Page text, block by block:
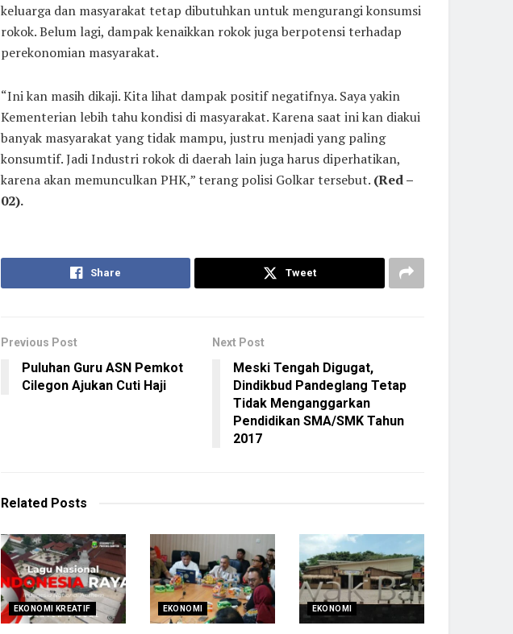
keluarga dan masyarakat tetap dibutuhkan untuk mengurangi konsumsi
rokok. Belum lagi, dampak kenaikkan rokok juga berpotensi terhadap
perekonomian masyarakat.
“Ini kan masih dikaji. Kita lihat dampak positif negatifnya. Saya yakin
Kementerian lebih tahu kondisi di masyarakat. Karena saat ini kan diakui
banyak masyarakat yang tidak mampu, justru menjadi yang paling
konsumtif. Jadi Industri rokok di daerah lain juga harus diperhatikan,
karena akan memunculkan PHK,” terang polisi Golkar tersebut. (Red –
02).
Share Tweet
Previous Post
Puluhan Guru ASN Pemkot
Cilegon Ajukan Cuti Haji
Next Post
Meski Tengah Digugat,
Dindikbud Pandeglang Tetap
Tidak Menganggarkan
Pendidikan SMA/SMK Tahun
2017
Related Posts
EKONOMI KREATIF EKONOMI EKONOMI